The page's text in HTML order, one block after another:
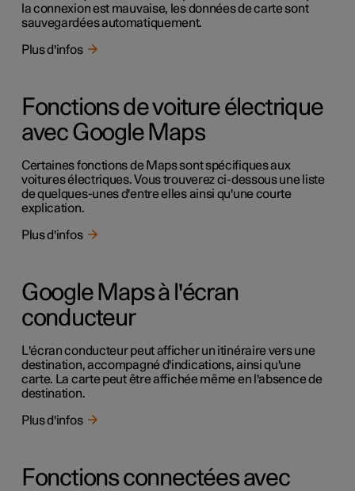
la connexion est mauvaise, les données de carte sont
sauvegardées automatiquement.
Plus d'infos
Fonctions de voiture électrique
avec Google Maps
Certaines fonctions de Maps sont spécifiques aux
voitures électriques. Vous trouverez ci-dessous une liste
de quelques-unes d'entre elles ainsi qu'une courte
explication.
Plus d'infos
Google Maps à l'écran
conducteur
L'écran conducteur peut afficher un itinéraire vers une
destination, accompagné d'indications, ainsi qu'une
carte. La carte peut être affichée même en l'absence de
destination.
Plus d'infos
Fonctions connectées avec